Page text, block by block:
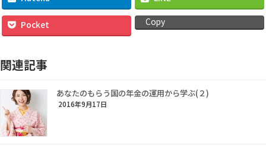
Pocket Copy
関連記事
あなたのもらう国の年金の運用から学ぶ(２)
2016年9月17日